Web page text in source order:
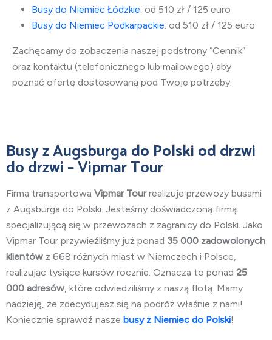
Busy do Niemiec Łódzkie: od 510 zł / 125 euro
Busy do Niemiec Podkarpackie: od 510 zł / 125 euro
Zachęcamy do zobaczenia naszej podstrony “Cennik”
oraz kontaktu (telefonicznego lub mailowego) aby
poznać ofertę dostosowaną pod Twoje potrzeby.
Busyz Augsburga do Polskiod drzwi
do drzwi – Vipmar Tour
Firma transportowa Vipmar Tourrealizuje przewozy busami
z Augsburga do Polski. Jesteśmy doświadczoną firmą
specjalizującą się w przewozach z zagranicy do Polski. Jako
Vipmar Tour przywieźliśmy już ponad 35 000 zadowolonych
klientów z 668 różnych miast w Niemczech i Polsce,
realizując tysiące kursów rocznie. Oznacza to ponad 25
000 adresów , które odwiedziliśmy z naszą flotą. Mamy
nadzieję, że zdecydujesz się na podróż właśnie z nami!
Koniecznie sprawdź nasze busy z Niemiec do Polski!